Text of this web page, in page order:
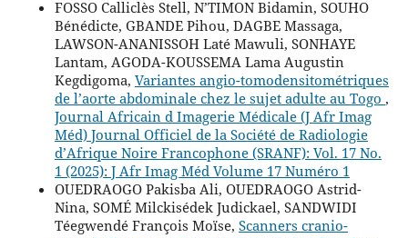
FOSSO Calliclès Stell, N’TIMON Bidamin, SOUHO
Bénédicte, GBANDE Pihou, DAGBE Massaga,
LAWSON-ANANISSOH Laté Mawuli, SONHAYE
Lantam, AGODA-KOUSSEMA Lama Augustin
Kegdigoma, Variantes angio-tomodensitométriques
de l’aorte abdominale chez le sujet adulte au Togo ,
Journal Africain d Imagerie Médicale (J Afr Imag
Méd) Journal Officiel de la Société de Radiologie
d’Afrique Noire Francophone (SRANF): Vol. 17 No.
1 (2025): J Afr Imag Méd Volume 17 Numéro 1
OUEDRAOGO Pakisba Ali, OUEDRAOGO Astrid-
Nina, SOMÉ Milckisédek Judickael, SANDWIDI
Téegwendé François Moïse, Scanners cranio-